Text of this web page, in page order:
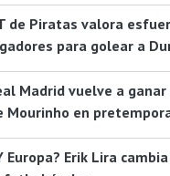
de Piratas valora
para golear a
Madrid vuelve a
Mourinho en
Europa? Erik Lira